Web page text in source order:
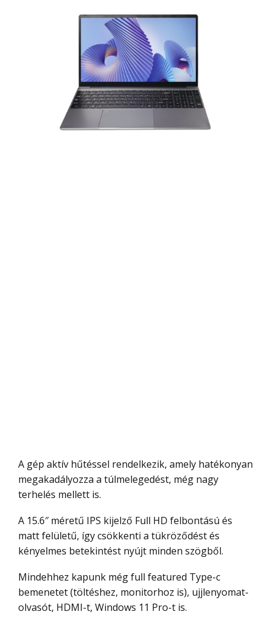
A gép aktív hűtéssel rendelkezik, amely hatékonyan
megakadályozza a túlmelegedést, még nagy
terhelés mellett is.
A 15.6″ méretű IPS kijelző Full HD felbontású és
matt felületű, így csökkenti a tükröződést és
kényelmes betekintést nyújt minden szögből.
Mindehhez kapunk még full featured Type-c
bemenetet (töltéshez, monitorhoz is), ujjlenyomat-
olvasót, HDMI-t, Windows 11 Pro-t is.